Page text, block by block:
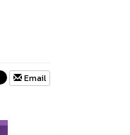
Email